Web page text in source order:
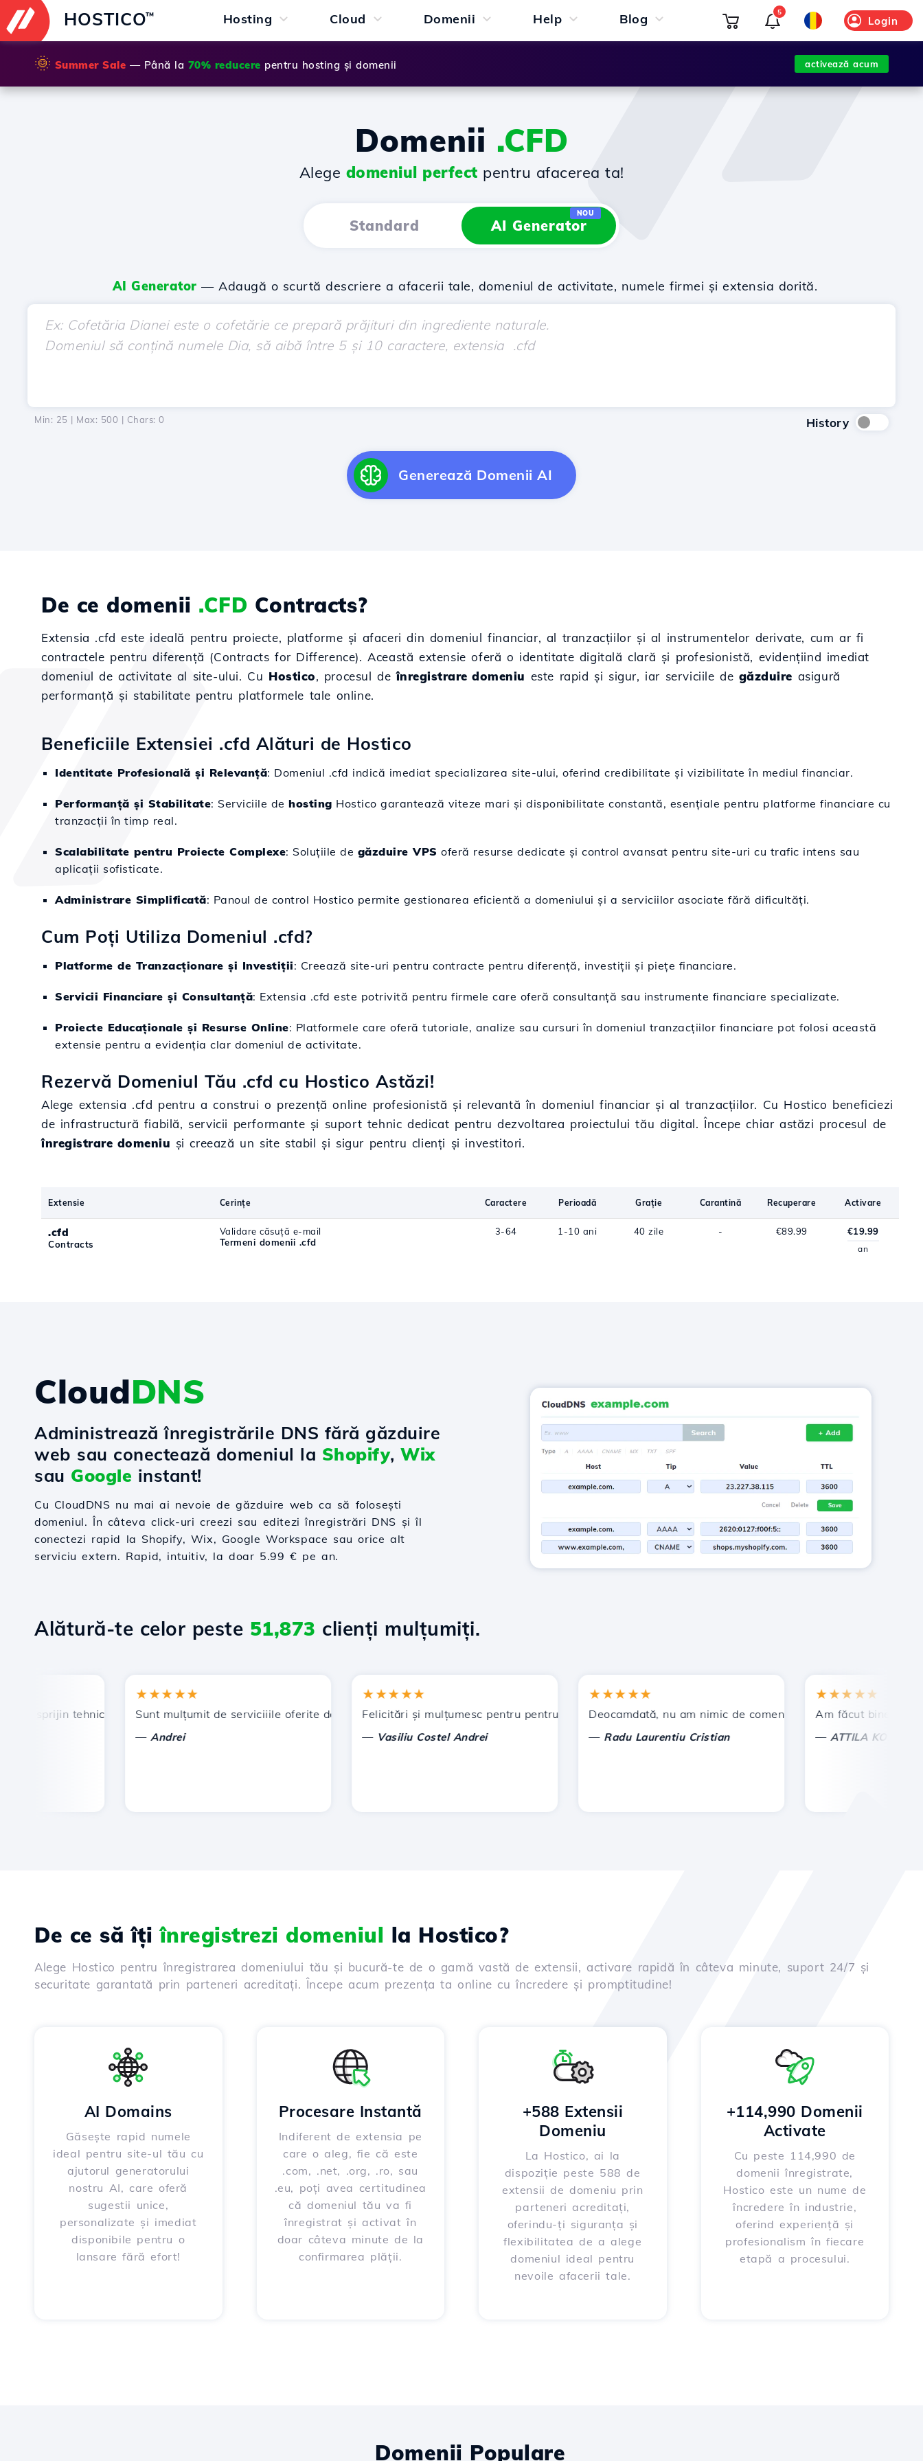
HOSTICO™ Hosting Cloud Domenii Help Blog Login
5
🌞 Summer Sale — Până la 70% reducere pentru hosting și domenii activează acum
Domenii .CFD
Alege domeniul perfect pentru afacerea ta!
Standard AI Generator
NOU
AI Generator — Adaugă o scurtă descriere a afacerii tale, domeniul de activitate, numele firmei și extensia dorită.
Min: 25 | Max: 500 | Chars: 0 History
Generează Domenii AI
De ce domenii .CFD Contracts?
Extensia .cfd este ideală pentru proiecte, platforme și afaceri din domeniul financiar, al tranzacțiilor și al instrumentelor derivate, cum ar fi
contractele pentru diferență (Contracts for Difference). Această extensie oferă o identitate digitală clară și profesionistă, evidențiind imediat
domeniul de activitate al site-ului. Cu Hostico, procesul deînregistrare domeniu este rapid și sigur, iar serviciile de găzduire asigură
performanță și stabilitate pentru platformele tale online.
Beneficiile Extensiei .cfd Alături de Hostico
Identitate Profesională și Relevanță: Domeniul .cfd indică imediat specializarea site-ului, oferind credibilitate și vizibilitate în mediul financiar.
Performanță și Stabilitate: Serviciile de hosting Hostico garantează viteze mari și disponibilitate constantă, esențiale pentru platforme financiare cu
tranzacții în timp real.
Scalabilitate pentru Proiecte Complexe: Soluțiile de găzduire VPS oferă resurse dedicate și control avansat pentru site-uri cu trafic intens sau
aplicații sofisticate.
Administrare Simplificată: Panoul de control Hostico permite gestionarea eficientă a domeniului și a serviciilor asociate fără dificultăți.
Cum Poți Utiliza Domeniul .cfd?
Platforme de Tranzacționare și Investiții: Creează site-uri pentru contracte pentru diferență, investiții și piețe financiare.
Servicii Financiare și Consultanță: Extensia .cfd este potrivită pentru firmele care oferă consultanță sau instrumente financiare specializate.
Proiecte Educaționale și Resurse Online: Platformele care oferă tutoriale, analize sau cursuri în domeniul tranzacțiilor financiare pot folosi această
extensie pentru a evidenția clar domeniul de activitate.
Rezervă Domeniul Tău .cfd cu Hostico Astăzi!
Alege extensia .cfd pentru a construi o prezență online profesionistă și relevantă în domeniul financiar și al tranzacțiilor. Cu Hostico beneficiezi
de infrastructură fiabilă, servicii performante și suport tehnic dedicat pentru dezvoltarea proiectului tău digital. Începe chiar astăzi procesul de
înregistrare domeniu și creează un site stabil și sigur pentru clienți și investitori.
Extensie Cerințe Caractere Perioadă Grație Carantină Recuperare Activare
.cfd
Contracts
Validare căsuță e-mail
Termeni domenii .cfd
3-64 1-10 ani 40 zile - €89.99 €19.99
an
CloudDNS
Administrează înregistrările DNS fără găzduire
web sau conectează domeniul la Shopify, Wix
sau Google instant!
Cu CloudDNS nu mai ai nevoie de găzduire web ca să folosești
domeniul. În câteva click-uri creezi sau editezi înregistrări DNS și îl
conectezi rapid la Shopify, Wix, Google Workspace sau orice alt
serviciu extern. Rapid, intuitiv, la doar 5.99 € pe an.
Alătură-te celor peste 51,873 clienți mulțumiți.
sprijin tehnic prompt și eficient.
★★★★★
Sunt mulțumit de serviciiile oferite de Hostico. V-am recomandat și altor cunoștințe.
Andrei
★★★★★
Felicitări și mulțumesc pentru pentru sprijinul acordat !
Vasiliu Costel Andrei
★★★★★
Deocamdată, nu am nimic de comentat, ci doar de apreciat. Cu
Radu Laurentiu Cristian
★★★★★
Am făcut bine ca am
ATTILA KOLES
De ce să îțiînregistrezi domeniul la Hostico?
Alege Hostico pentru înregistrarea domeniului tău și bucură-te de o gamă vastă de extensii, activare rapidă în câteva minute, suport 24/7 și
securitate garantată prin parteneri acreditați. Începe acum prezența ta online cu încredere și promptitudine!
AI Domains
Găsește rapid numele
ideal pentru site-ul tău cu
ajutorul generatorului
nostru AI, care oferă
sugestii unice,
personalizate și imediat
disponibile pentru o
lansare fără efort!
Procesare Instantă
Indiferent de extensia pe
care o aleg, fie că este
.com, .net, .org, .ro, sau
.eu, poți avea certitudinea
că domeniul tău va fi
înregistrat și activat în
doar câteva minute de la
confirmarea plății.
+588 Extensii
Domeniu
La Hostico, ai la
dispoziție peste 588 de
extensii de domeniu prin
parteneri acreditați,
oferindu-ți siguranța și
flexibilitatea de a alege
domeniul ideal pentru
nevoile afacerii tale.
+114,990 Domenii
Activate
Cu peste 114,990 de
domenii înregistrate,
Hostico este un nume de
încredere în industrie,
oferind experiență și
profesionalism în fiecare
etapă a procesului.
Domenii Populare